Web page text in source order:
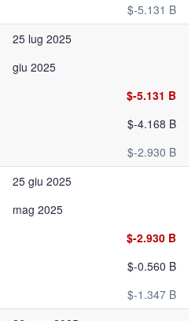
$-5.131 B
25 lug 2025
giu 2025
$-5.131 B
$-4.168 B
$-2.930 B
25 giu 2025
mag 2025
$-2.930 B
$-0.560 B
$-1.347 B